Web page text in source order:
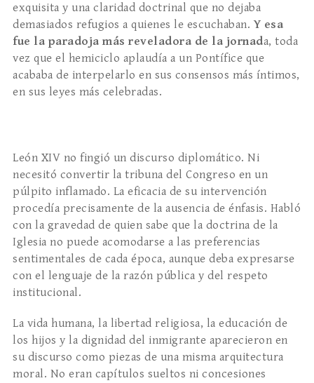
exquisita y una claridad doctrinal que no dejaba
demasiados refugios a quienes le escuchaban. Y esa
fue la paradoja más reveladora de la jornada, toda
vez que el hemiciclo aplaudía a un Pontífice que
acababa de interpelarlo en sus consensos más íntimos,
en sus leyes más celebradas.
León XIV no fingió un discurso diplomático. Ni
necesitó convertir la tribuna del Congreso en un
púlpito inflamado. La eficacia de su intervención
procedía precisamente de la ausencia de énfasis. Habló
con la gravedad de quien sabe que la doctrina de la
Iglesia no puede acomodarse a las preferencias
sentimentales de cada época, aunque deba expresarse
con el lenguaje de la razón pública y del respeto
institucional.
La vida humana, la libertad religiosa, la educación de
los hijos y la dignidad del inmigrante aparecieron en
su discurso como piezas de una misma arquitectura
moral. No eran capítulos sueltos ni concesiones